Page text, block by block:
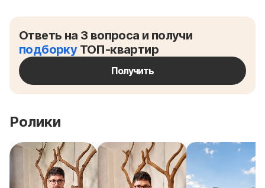
Ответь на 3 вопроса и получи
подборкуТОП-квартир
Получить
Ролики